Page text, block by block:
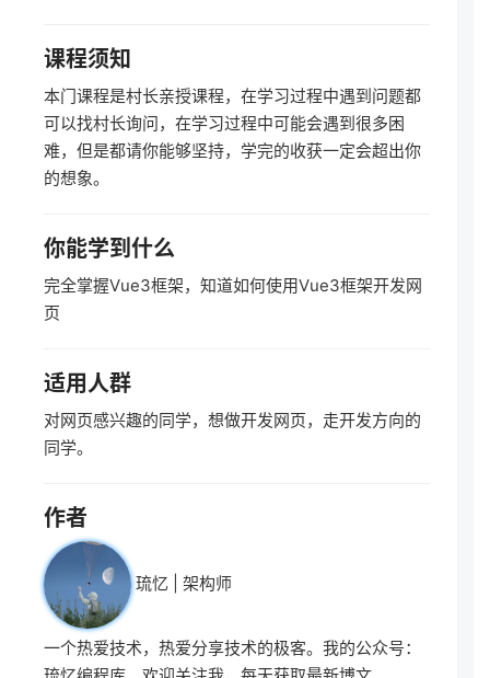
课程须知
本门课程是村长亲授课程，在学习过程中遇到问题都
可以找村长询问，在学习过程中可能会遇到很多困
难，但是都请你能够坚持，学完的收获一定会超出你
的想象。
你能学到什么
完全掌握Vue3框架，知道如何使用Vue3框架开发网
页
适用人群
对网页感兴趣的同学，想做开发网页，走开发方向的
同学。
作者
琉忆 | 架构师
一个热爱技术，热爱分享技术的极客。我的公众号：